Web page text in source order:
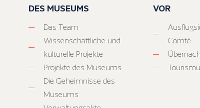
DES MUSEUMS
Das Team
Wissenschaftliche und
kulturelle Projekte
Projekte des Museums
Die Geheimnisse des
Museums
VOR
Comté